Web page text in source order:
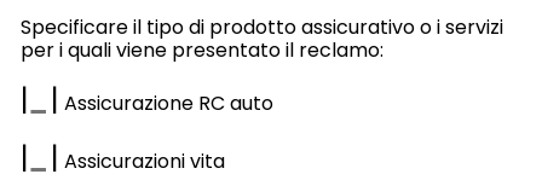
Specificare il tipo di prodotto assicurativo o i servizi
per i quali viene presentato il reclamo:
| | Assicurazione RC auto
| | Assicurazioni vita